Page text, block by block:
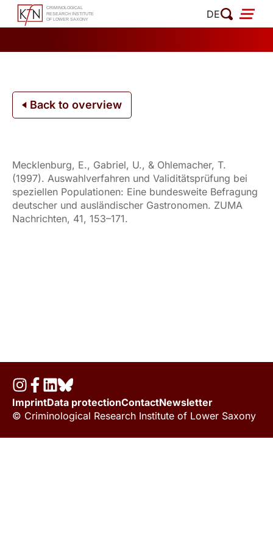
Skip
DE
Back to overview
Mecklenburg, E., Gabriel, U., & Ohlemacher, T.
(1997). Auswahlverfahren und Validitätsprüfung bei
speziellen Populationen: Eine bundesweite Befragung
deutscher und ausländischer Gastronomen. ZUMA
Nachrichten, 41, 153–171.
ImprintData protectionContactNewsletter
© Criminological Research Institute of Lower Saxony